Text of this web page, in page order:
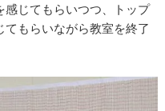
感じてもらいつつ、トップ
もらいながら教室を終了